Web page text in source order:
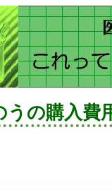
うの購入費